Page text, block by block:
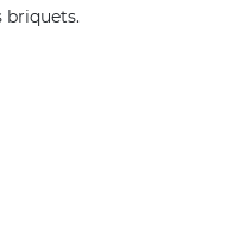
briquets.